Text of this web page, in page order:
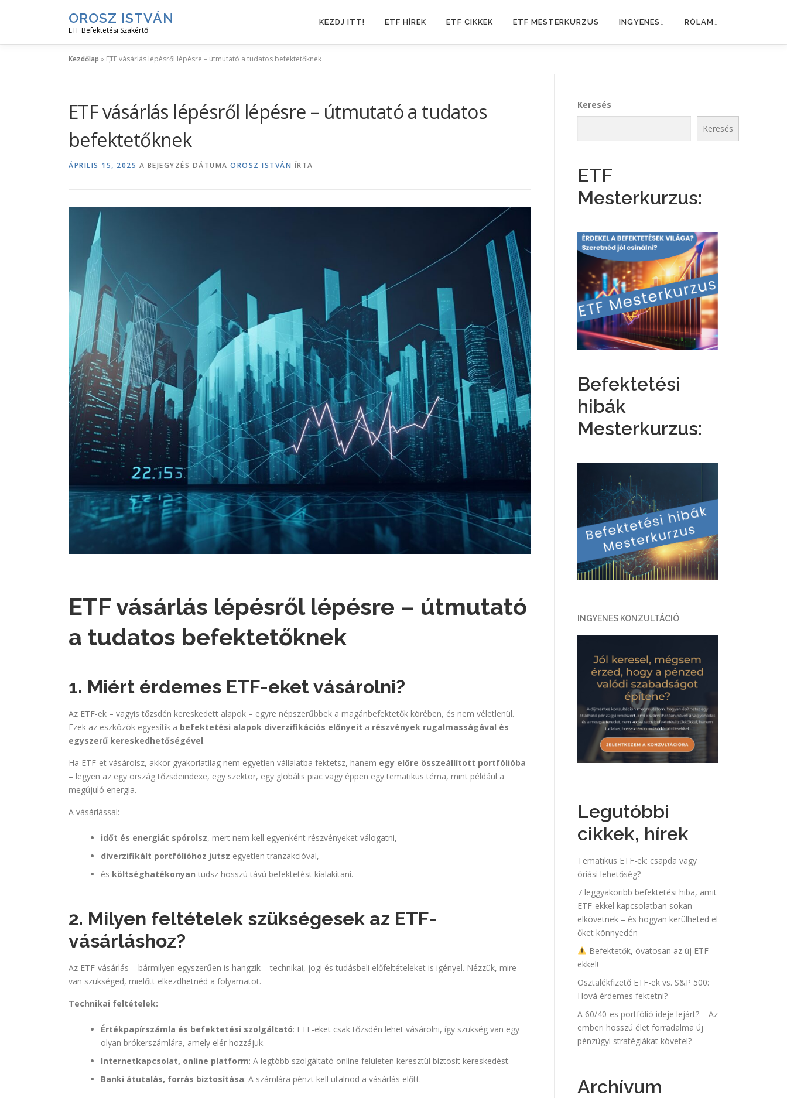
OROSZ ISTVÁN
ETF Befektetési Szakértő
KEZDJ ITT! ETF HÍREK ETF CIKKEK ETF MESTERKURZUS INGYENES↓ RÓLAM↓
Kezdőlap » ETF vásárlás lépésről lépésre – útmutató a tudatos befektetőknek
ETF vásárlás lépésről lépésre – útmutató a tudatos
befektetőknek
ÁPRILIS 15, 2025 A BEJEGYZÉS DÁTUMA OROSZ ISTVÁN ÍRTA
ETF vásárlás lépésről lépésre – útmutató
a tudatos befektetőknek
1. Miért érdemes ETF-eket vásárolni?
Az ETF-ek – vagyis tőzsdén kereskedett alapok – egyre népszerűbbek a magánbefektetők körében, és nem véletlenül.
Ezek az eszközök egyesítik a befektetési alapok diverzifikációs előnyeit a részvények rugalmasságával és
egyszerű kereskedhetőségével.
Ha ETF-et vásárolsz, akkor gyakorlatilag nem egyetlen vállalatba fektetsz, hanem egy előre összeállított portfólióba
– legyen az egy ország tőzsdeindexe, egy szektor, egy globális piac vagy éppen egy tematikus téma, mint például a
megújuló energia.
A vásárlással:
időt és energiát spórolsz, mert nem kell egyenként részvényeket válogatni,
diverzifikált portfólióhoz jutsz egyetlen tranzakcióval,
és költséghatékonyan tudsz hosszú távú befektetést kialakítani.
2. Milyen feltételek szükségesek az ETF-
vásárláshoz?
Az ETF-vásárlás – bármilyen egyszerűen is hangzik – technikai, jogi és tudásbeli előfeltételeket is igényel. Nézzük, mire
van szükséged, mielőtt elkezdhetnéd a folyamatot.
Technikai feltételek:
Értékpapírszámla és befektetési szolgáltató: ETF-eket csak tőzsdén lehet vásárolni, így szükség van egy
olyan brókerszámlára, amely elér hozzájuk.
Internetkapcsolat, online platform: A legtöbb szolgáltató online felületen keresztül biztosít kereskedést.
Banki átutalás, forrás biztosítása: A számlára pénzt kell utalnod a vásárlás előtt.
Keresés
Keresés
ETF
Mesterkurzus:
Befektetési
hibák
Mesterkurzus:
INGYENES KONZULTÁCIÓ
Legutóbbi
cikkek, hírek
Tematikus ETF-ek: csapda vagy
óriási lehetőség?
7 leggyakoribb befektetési hiba, amit
ETF-ekkel kapcsolatban sokan
elkövetnek – és hogyan kerülheted el
őket könnyedén
Befektetők, óvatosan az új ETF-
ekkel!
Osztalékfizető ETF-ek vs. S&P 500:
Hová érdemes fektetni?
A 60/40-es portfólió ideje lejárt? – Az
emberi hosszú élet forradalma új
pénzügyi stratégiákat követel?
Archívum